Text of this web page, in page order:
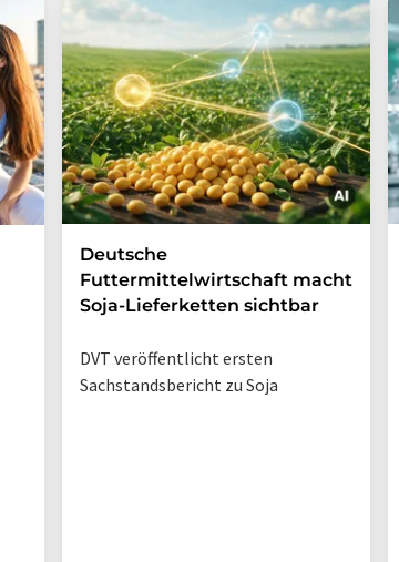
Deutsche
Futtermittelwirtschaft macht
Soja-Lieferketten sichtbar
DVT veröffentlicht ersten
Sachstandsbericht zu Soja